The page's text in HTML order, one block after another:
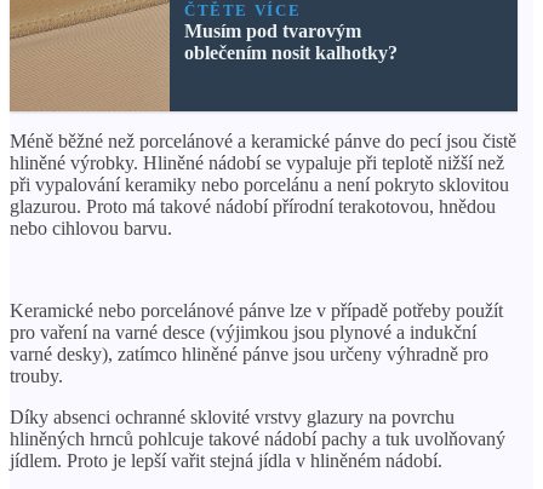
ČTĚTE VÍCE
Musím pod tvarovým
oblečením nosit kalhotky?
Méně běžné než porcelánové a keramické pánve do pecí jsou čistě
hliněné výrobky. Hliněné nádobí se vypaluje při teplotě nižší než
při vypalování keramiky nebo porcelánu a není pokryto sklovitou
glazurou. Proto má takové nádobí přírodní terakotovou, hnědou
nebo cihlovou barvu.
Keramické nebo porcelánové pánve lze v případě potřeby použít
pro vaření na varné desce (výjimkou jsou plynové a indukční
varné desky), zatímco hliněné pánve jsou určeny výhradně pro
trouby.
Díky absenci ochranné sklovité vrstvy glazury na povrchu
hliněných hrnců pohlcuje takové nádobí pachy a tuk uvolňovaný
jídlem. Proto je lepší vařit stejná jídla v hliněném nádobí.